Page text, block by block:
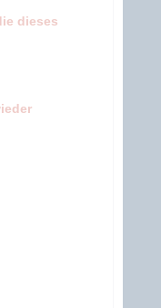
dieses